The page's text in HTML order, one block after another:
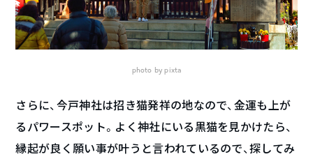
photo by pixta
さらに、今戸神社は招き猫発祥の地なので、金運も上が
るパワースポット。よく神社にいる黒猫を見かけたら、
縁起が良く願い事が叶うと言われているので、探してみ